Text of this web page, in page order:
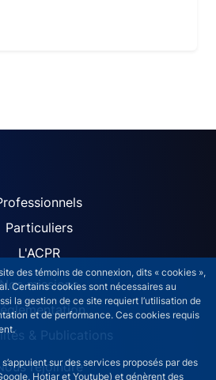
des témoins de connexion, dits « cookies »,
Certains cookies sont nécessaires au
la gestion de ce site requiert l’utilisation de
et de performance. Ces cookies requis
sur des services proposés par des
Hotjar et Youtube) et génèrent des
navigation
Particuliers
L'ACPR
Nos missions
& Publications
rejoindre